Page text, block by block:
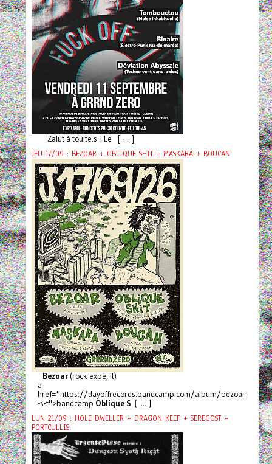
Zalut à tou.te.s ! Le [ ... ]
JEU 17/09 : BEZOAR + OBLIQUE SHIT + MASKARA + BOUCAN
Bezoar(rock expé, It)
a
href="https://dayoffrecords.bandcamp.com/album/bezoar
-s-t">bandcamp Oblique S [ ... ]
LUN 21/09 : HOLE DWELLER + DRAGON KEEP + SEREGOST +
PORTCULLIS